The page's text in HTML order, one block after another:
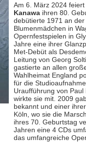
Am 6. März 2024
Kanawaihren 80.
debütierte 1971 an
Blumenmädchen in
Opernfestspielen in
Jahre eine ihrer
Met-Debüt als
Leitung von Georg
gastierte an allen
Wahlheimat England
für die
Uraufführung von Paul
wirkte sie mit. 2009
bekannt und einer
Köln, wo sie die
ihres 70. Geburtstag
Jahren eine 4 CDs
das umfangreiche